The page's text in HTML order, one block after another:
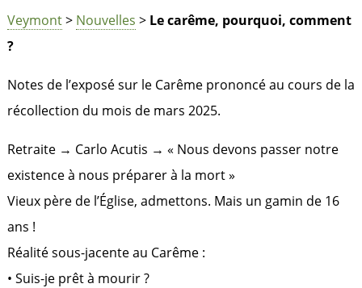
Veymont> Nouvelles > Le carême, pourquoi, comment
?
Notes de l’exposé sur le Carême prononcé au cours de la
récollection du mois de mars 2025.
Retraite → Carlo Acutis → « Nous devons passer notre
existence à nous préparer à la mort »
Vieux père de l’Église, admettons. Mais un gamin de 16
ans !
Réalité sous-jacente au Carême :
• Suis-je prêt à mourir ?